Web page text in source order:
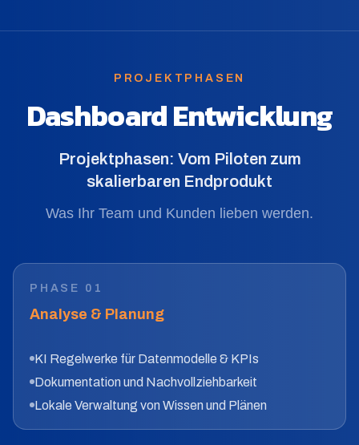
PROJEKTPHASEN
Dashboard Entwicklung
Projektphasen: Vom Piloten zum
skalierbaren Endprodukt
Was Ihr Team und Kunden lieben werden.
PHASE 01
Analyse & Planung
KI Regelwerke für Datenmodelle & KPIs
Dokumentation und Nachvollziehbarkeit
Lokale Verwaltung von Wissen und Plänen